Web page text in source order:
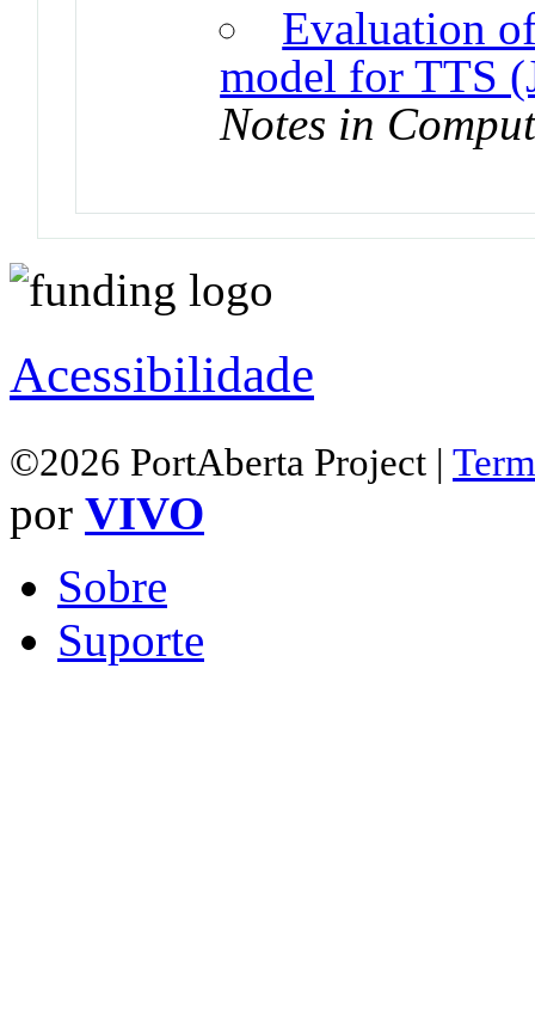
Evaluation
model for TTS
Notes in
Acessibilidade
©2026 PortAberta Project |
por VIVO
Sobre
Suporte